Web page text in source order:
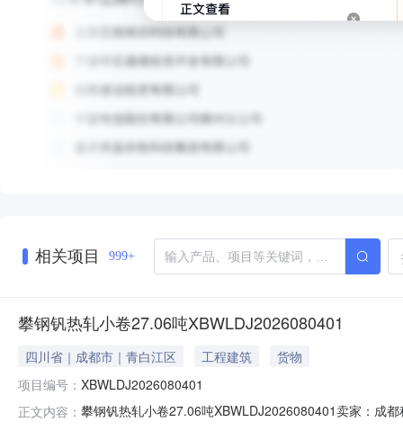
相关项目 999+
攀钢钒热轧小卷27.06吨XBWLDJ2026080401
四川省｜成都市｜青白江区 工程建筑
货物
项目编号： XBWLDJ2026080401
正文内容： 攀钢钒热轧小卷27.06吨XBWLDJ2026080401卖家：成